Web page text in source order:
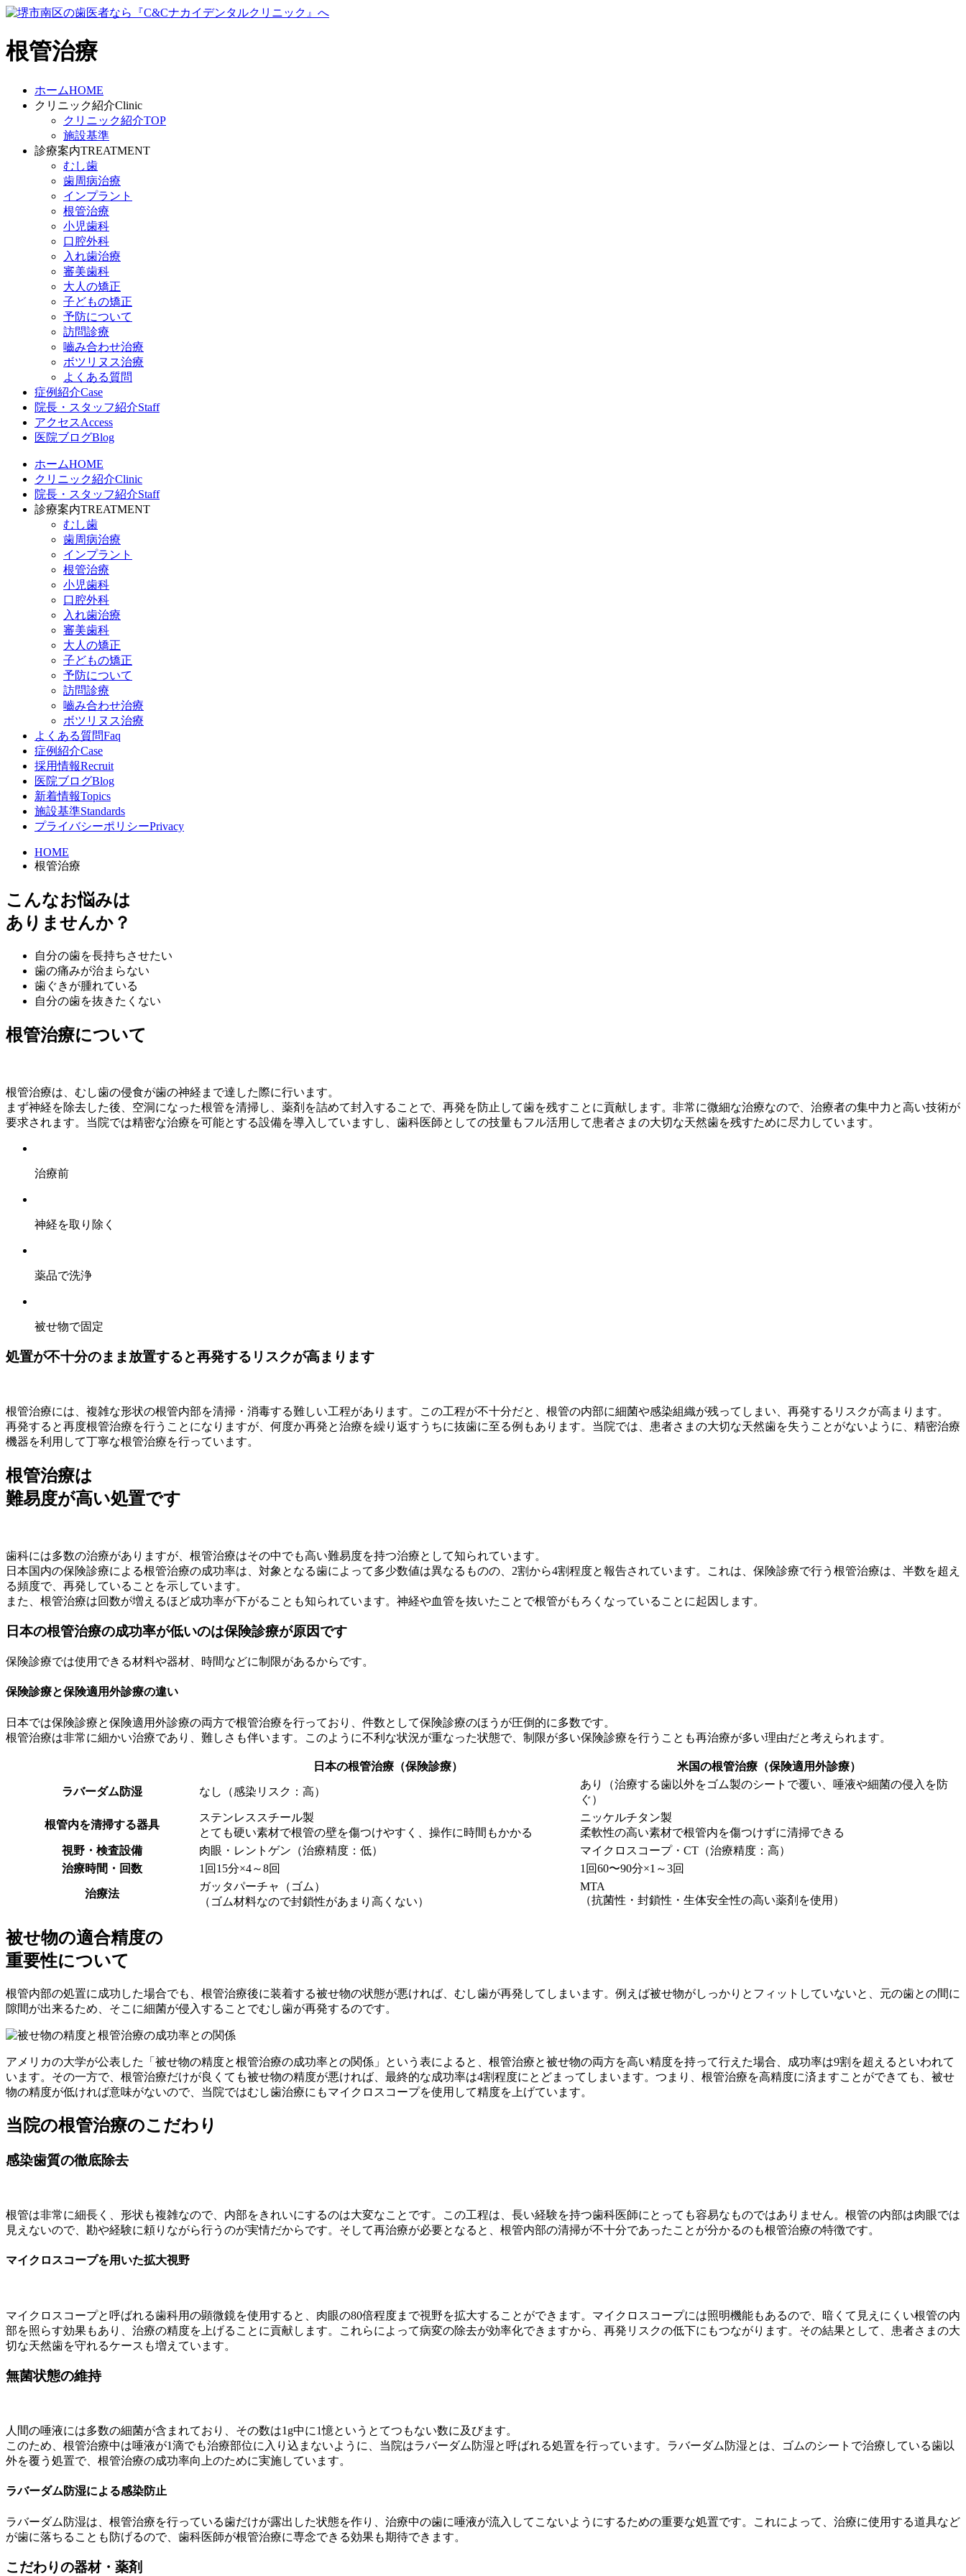
根管治療
ホームHOME
クリニック紹介Clinic
クリニック紹介TOP
施設基準
診療案内TREATMENT
むし歯
歯周病治療
インプラント
根管治療
小児歯科
口腔外科
入れ歯治療
審美歯科
大人の矯正
子どもの矯正
予防について
訪問診療
嚙み合わせ治療
ボツリヌス治療
よくある質問
症例紹介Case
院長・スタッフ紹介Staff
アクセスAccess
医院ブログBlog
ホームHOME
クリニック紹介Clinic
院長・スタッフ紹介Staff
診療案内TREATMENT
むし歯
歯周病治療
インプラント
根管治療
小児歯科
口腔外科
入れ歯治療
審美歯科
大人の矯正
子どもの矯正
予防について
訪問診療
嚙み合わせ治療
ボツリヌス治療
よくある質問Faq
症例紹介Case
採用情報Recruit
医院ブログBlog
新着情報Topics
施設基準Standards
プライバシーポリシーPrivacy
HOME
根管治療
こんなお悩みは
ありませんか？
自分の歯を長持ちさせたい
歯の痛みが治まらない
歯ぐきが腫れている
自分の歯を抜きたくない
根管治療について
根管治療は、むし歯の侵食が歯の神経まで達した際に行います。
まず神経を除去した後、空洞になった根管を清掃し、薬剤を詰めて封入することで、再発を防止して歯を残すことに貢献します。非常に微細な治療なので、治療者の集中力と高い技術が
要求されます。当院では精密な治療を可能とする設備を導入していますし、歯科医師としての技量もフル活用して患者さまの大切な天然歯を残すために尽力しています。
治療前
神経を取り除く
薬品で洗浄
被せ物で固定
処置が不十分のまま放置すると再発するリスクが高まります
根管治療には、複雑な形状の根管内部を清掃・消毒する難しい工程があります。この工程が不十分だと、根管の内部に細菌や感染組織が残ってしまい、再発するリスクが高まります。
再発すると再度根管治療を行うことになりますが、何度か再発と治療を繰り返すうちに抜歯に至る例もあります。当院では、患者さまの大切な天然歯を失うことがないように、精密治療
機器を利用して丁寧な根管治療を行っています。
根管治療は
難易度が高い処置です
歯科には多数の治療がありますが、根管治療はその中でも高い難易度を持つ治療として知られています。
日本国内の保険診療による根管治療の成功率は、対象となる歯によって多少数値は異なるものの、2割から4割程度と報告されています。これは、保険診療で行う根管治療は、半数を超え
る頻度で、再発していることを示しています。
また、根管治療は回数が増えるほど成功率が下がることも知られています。神経や血管を抜いたことで根管がもろくなっていることに起因します。
日本の根管治療の成功率が低いのは保険診療が原因です
保険診療では使用できる材料や器材、時間などに制限があるからです。
保険診療と保険適用外診療の違い
日本では保険診療と保険適用外診療の両方で根管治療を行っており、件数として保険診療のほうが圧倒的に多数です。
根管治療は非常に細かい治療であり、難しさも伴います。このように不利な状況が重なった状態で、制限が多い保険診療を行うことも再治療が多い理由だと考えられます。
日本の根管治療（保険診療） 米国の根管治療（保険適用外診療）
ラバーダム防湿 なし（感染リスク：高）
あり（治療する歯以外をゴム製のシートで覆い、唾液や細菌の侵入を防
ぐ）
根管内を清掃する器具
ステンレススチール製
とても硬い素材で根管の壁を傷つけやすく、操作に時間もかかる
ニッケルチタン製
柔軟性の高い素材で根管内を傷つけずに清掃できる
視野・検査設備
肉眼・レントゲン（治療精度：低）
マイクロスコープ・CT（治療精度：高）
治療時間・回数
1回15分×4～8回 1回60〜90分×1～3回
治療法
ガッタパーチャ（ゴム）
（ゴム材料なので封鎖性があまり高くない）
MTA
（抗菌性・封鎖性・生体安全性の高い薬剤を使用）
被せ物の適合精度の
重要性について
根管内部の処置に成功した場合でも、根管治療後に装着する被せ物の状態が悪ければ、むし歯が再発してしまいます。例えば被せ物がしっかりとフィットしていないと、元の歯との間に
隙間が出来るため、そこに細菌が侵入することでむし歯が再発するのです。
アメリカの大学が公表した「被せ物の精度と根管治療の成功率との関係」という表によると、根管治療と被せ物の両方を高い精度を持って行えた場合、成功率は9割を超えるといわれて
います。その一方で、根管治療だけが良くても被せ物の精度が悪ければ、最終的な成功率は4割程度にとどまってしまいます。つまり、根管治療を高精度に済ますことができても、被せ
物の精度が低ければ意味がないので、当院ではむし歯治療にもマイクロスコープを使用して精度を上げています。
当院の根管治療のこだわり
感染歯質の徹底除去
根管は非常に細長く、形状も複雑なので、内部をきれいにするのは大変なことです。この工程は、長い経験を持つ歯科医師にとっても容易なものではありません。根管の内部は肉眼では
見えないので、勘や経験に頼りながら行うのが実情だからです。そして再治療が必要となると、根管内部の清掃が不十分であったことが分かるのも根管治療の特徴です。
マイクロスコープを用いた拡大視野
マイクロスコープと呼ばれる歯科用の顕微鏡を使用すると、肉眼の80倍程度まで視野を拡大することができます。マイクロスコープには照明機能もあるので、暗くて見えにくい根管の内
部を照らす効果もあり、治療の精度を上げることに貢献します。これらによって病変の除去が効率化できますから、再発リスクの低下にもつながります。その結果として、患者さまの大
切な天然歯を守れるケースも増えています。
無菌状態の維持
人間の唾液には多数の細菌が含まれており、その数は1g中に1憶というとてつもない数に及びます。
このため、根管治療中は唾液が1滴でも治療部位に入り込まないように、当院はラバーダム防湿と呼ばれる処置を行っています。ラバーダム防湿とは、ゴムのシートで治療している歯以
外を覆う処置で、根管治療の成功率向上のために実施しています。
ラバーダム防湿による感染防止
ラバーダム防湿は、根管治療を行っている歯だけが露出した状態を作り、治療中の歯に唾液が流入してこないようにするための重要な処置です。これによって、治療に使用する道具など
が歯に落ちることも防げるので、歯科医師が根管治療に専念できる効果も期待できます。
こだわりの器材・薬剤